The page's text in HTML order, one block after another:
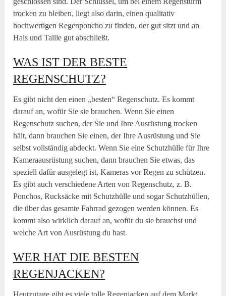
trocken zu bleiben, liegt also darin, einen qualitativ
hochwertigen Regenponcho zu finden, der gut sitzt und an
Hals und Taille gut abschließt.
WAS IST DER BESTE
REGENSCHUTZ?
Es gibt nicht den einen „besten“ Regenschutz. Es kommt
darauf an, wofür Sie sie brauchen. Wenn Sie einen
Regenschutz suchen, der Sie und Ihre Ausrüstung trocken
hält, dann brauchen Sie einen, der Ihre Ausrüstung und Sie
selbst vollständig abdeckt. Wenn Sie eine Schutzhülle für Ihre
Kameraausrüstung suchen, dann brauchen Sie etwas, das
speziell dafür ausgelegt ist, Kameras vor Regen zu schützen.
Es gibt auch verschiedene Arten von Regenschutz, z. B.
Ponchos, Rucksäcke mit Schutzhülle und sogar Schutzhüllen,
die über das gesamte Fahrrad gezogen werden können. Es
kommt also wirklich darauf an, wofür du sie brauchst und
welche Art von Ausrüstung du hast.
WER HAT DIE BESTEN
REGENJACKEN?